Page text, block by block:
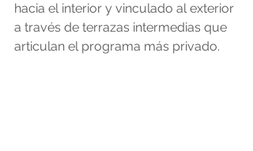
hacia el interior y vinculado al exterior
a través de terrazas intermedias que
articulan el programa más privado.